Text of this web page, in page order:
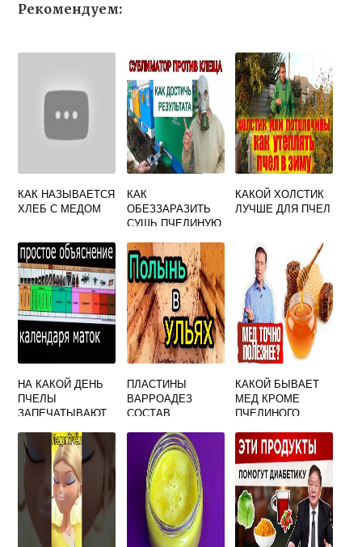
Рекомендуем:
КАК НАЗЫВАЕТСЯ
ХЛЕБ С МЕДОМ
КАК
ОБЕЗЗАРАЗИТЬ
СУШЬ ПЧЕЛИНУЮ
КАКОЙ ХОЛСТИК
ЛУЧШЕ ДЛЯ ПЧЕЛ
НА КАКОЙ ДЕНЬ
ПЧЕЛЫ
ЗАПЕЧАТЫВАЮТ
ПЛАСТИНЫ
ВАРРОАДЕЗ
СОСТАВ
КАКОЙ БЫВАЕТ
МЕД КРОМЕ
ПЧЕЛИНОГО